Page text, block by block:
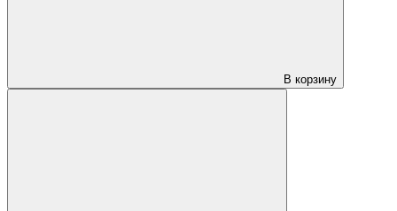
В корзину